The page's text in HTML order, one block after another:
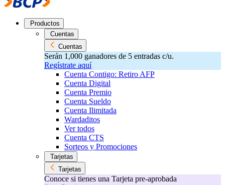
Productos
Cuentas
Cuentas
Serán 1,000 ganadores de 5 entradas c/u.
Regístrate aquí
Cuenta Contigo: Retiro AFP
Cuenta Digital
Cuenta Premio
Cuenta Sueldo
Cuenta Ilimitada
Wardaditos
Ver todos
Cuenta CTS
Sorteos y Promociones
Tarjetas
Tarjetas
Conoce si tienes una Tarjeta pre-aprobada